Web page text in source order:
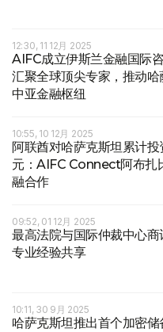
12:30, 11 12月 2025
AIFC成立伊斯兰金融国际
汇聚全球顶尖专家，推动哈
中亚金融枢纽
10:55, 10 12月 2025
阿联酋对哈萨克斯坦累计
元：AIFC Connect阿布扎
融合作
09:52, 01 12月 2025
最高法院与国际仲裁中心商
专业经验共享
10:11, 30 9月 2025
哈萨克斯坦推出首个加密